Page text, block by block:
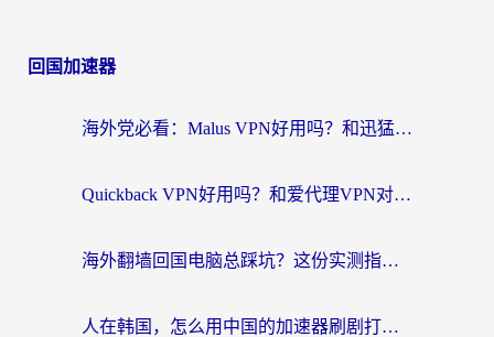
回国加速器
海外党必看：Malus VPN好用吗？和迅猛兔VPN对比哪个回国效果更好？附真实体验与避坑指南
Quickback VPN好用吗？和爱代理VPN对比哪个回国效果更好？
海外翻墙回国电脑总踩坑？这份实测指南帮你选对加速器（附ChickCNinitapMalus对比）
人在韩国，怎么用中国的加速器刷剧打游戏？这份真实体验指南给你答案